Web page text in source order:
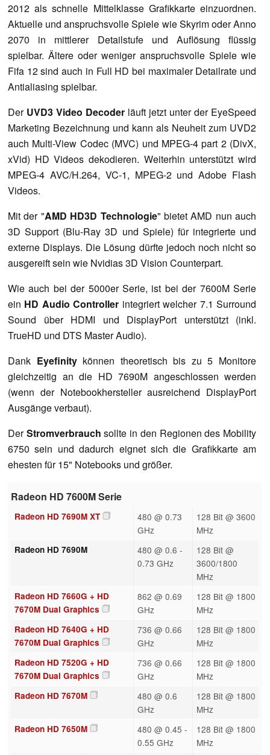
2012 als schnelle Mittelklasse Grafikkarte einzuordnen.
Aktuelle und anspruchsvolle Spiele wie Skyrim oder Anno
2070 in mittlerer Detailstufe und Auflösung flüssig
spielbar. Ältere oder weniger anspruchsvolle Spiele wie
Fifa 12 sind auch in Full HD bei maximaler Detailrate und
Antialiasing spielbar.
Der UVD3 Video Decoder läuft jetzt unter der EyeSpeed
Marketing Bezeichnung und kann als Neuheit zum UVD2
auch Multi-View Codec (MVC) und MPEG-4 part 2 (DivX,
xVid) HD Videos dekodieren. Weiterhin unterstützt wird
MPEG-4 AVC/H.264, VC-1, MPEG-2 und Adobe Flash
Videos.
Mit der "AMD HD3D Technologie" bietet AMD nun auch
3D Support (Blu-Ray 3D und Spiele) für integrierte und
externe Displays. Die Lösung dürfte jedoch noch nicht so
ausgereift sein wie Nvidias 3D Vision Counterpart.
Wie auch bei der 5000er Serie, ist bei der 7600M Serie
ein HD Audio Controller integriert welcher 7.1 Surround
Sound über HDMI und DisplayPort unterstützt (inkl.
TrueHD und DTS Master Audio).
Dank Eyefinitykönnen theoretisch bis zu 5 Monitore
gleichzeitig an die HD 7690M angeschlossen werden
(wenn der Notebookhersteller ausreichend DisplayPort
Ausgänge verbaut).
DerStromverbrauch sollte in den Regionen des Mobility
6750 sein und dadurch eignet sich die Grafikkarte am
ehesten für 15" Notebooks und größer.
Radeon HD 7600M Serie
Radeon HD 7690M XT
480 @ 0.73
GHz
128 Bit @ 3600
MHz
Radeon HD 7690M
480 @ 0.6 -
0.73 GHz
128 Bit @
3600/1800
MHz
Radeon HD 7660G + HD
7670M Dual Graphics
862 @ 0.69
GHz
128 Bit @ 1800
MHz
Radeon HD 7640G + HD
7670M Dual Graphics
736 @ 0.66
GHz
128 Bit @ 1800
MHz
Radeon HD 7520G + HD
7670M Dual Graphics
736 @ 0.66
GHz
128 Bit @ 1800
MHz
Radeon HD 7670M
480 @ 0.6
GHz
128 Bit @ 1800
MHz
Radeon HD 7650M
480 @ 0.45 -
0.55 GHz
128 Bit @ 1800
MHz